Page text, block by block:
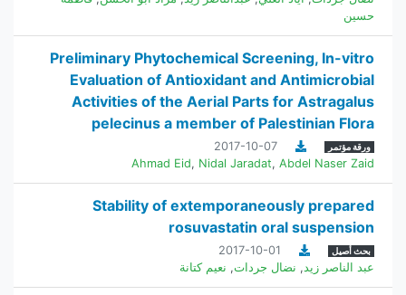
حسين
Preliminary Phytochemical Screening, In-vitro
Evaluation of Antioxidant and Antimicrobial
Activities of the Aerial Parts for Astragalus
pelecinus a member of Palestinian Flora
ورقة مؤتمر
2017-10-07
Ahmad Eid, Nidal Jaradat, Abdel Naser Zaid
Stability of extemporaneously prepared
rosuvastatin oral suspension
بحث أصيل
2017-10-01
عبد الناصر زيد, نضال جردات, نعيم كتانة